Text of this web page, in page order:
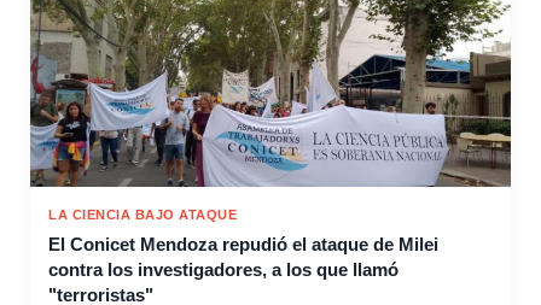
LA CIENCIA BAJO ATAQUE
El Conicet Mendoza repudió el ataque de Milei
contra los investigadores, a los que llamó
"terroristas"